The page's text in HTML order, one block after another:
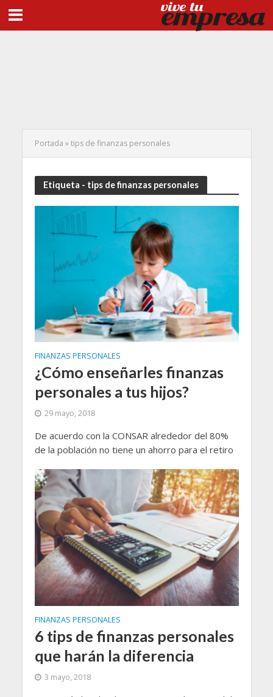
Portada »tips de finanzas personales
Etiqueta - tips de finanzas personales
FINANZAS PERSONALES
¿Cómo enseñarles finanzas
personales a tus hijos?
29 mayo, 2018
De acuerdo con la CONSAR alrededor del 80%
de la población no tiene un ahorro para el retiro
FINANZAS PERSONALES
6 tips de finanzas personales
que harán la diferencia
3 mayo, 2018